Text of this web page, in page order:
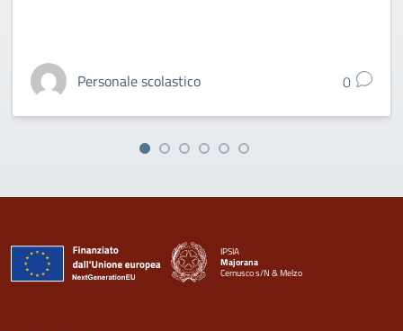
Personale scolastico 0
IPSIA
Majorana
Cernusco s/N & Melzo